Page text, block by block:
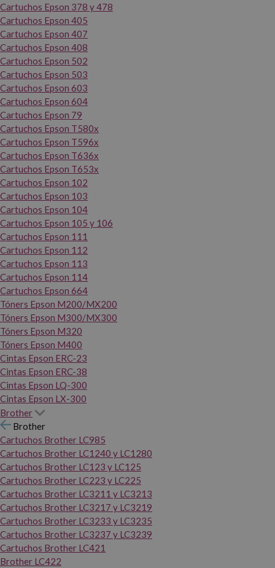
Cartuchos Epson 378 y 478
Cartuchos Epson 405
Cartuchos Epson 407
Cartuchos Epson 408
Cartuchos Epson 502
Cartuchos Epson 503
Cartuchos Epson 603
Cartuchos Epson 604
Cartuchos Epson 79
Cartuchos Epson T580x
Cartuchos Epson T596x
Cartuchos Epson T636x
Cartuchos Epson T653x
Cartuchos Epson 102
Cartuchos Epson 103
Cartuchos Epson 104
Cartuchos Epson 105 y 106
Cartuchos Epson 111
Cartuchos Epson 112
Cartuchos Epson 113
Cartuchos Epson 114
Cartuchos Epson 664
Tóners Epson M200/MX200
Tóners Epson M300/MX300
Tóners Epson M320
Tóners Epson M400
Cintas Epson ERC-23
Cintas Epson ERC-38
Cintas Epson LQ-300
Cintas Epson LX-300
Brother
Brother
Cartuchos Brother LC985
Cartuchos Brother LC1240 y LC1280
Cartuchos Brother LC123 y LC125
Cartuchos Brother LC223 y LC225
Cartuchos Brother LC3211 y LC3213
Cartuchos Brother LC3217 y LC3219
Cartuchos Brother LC3233 y LC3235
Cartuchos Brother LC3237 y LC3239
Cartuchos Brother LC421
Brother LC422